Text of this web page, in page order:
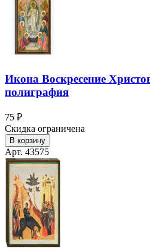
Икона Воскресение
полиграфия
75 ₽
Скидка ограничена
В корзину
Арт. 43575